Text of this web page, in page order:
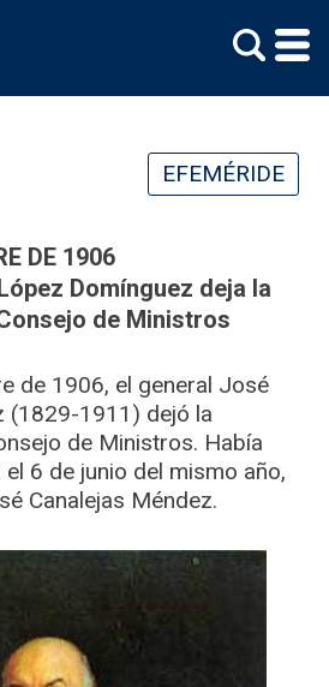
EFEMÉRIDE
DE 1906
Domínguez deja la
de Ministros
de 1906, el general José
(1829-1911) dejó la
de Ministros. Había
6 de junio del mismo año,
Canalejas Méndez.